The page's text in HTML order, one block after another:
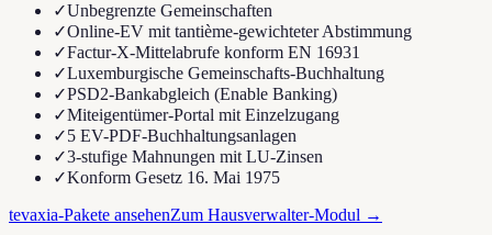
✓Unbegrenzte Gemeinschaften
✓Online-EV mit tantième-gewichteter Abstimmung
✓Factur-X-Mittelabrufe konform EN 16931
✓Luxemburgische Gemeinschafts-Buchhaltung
✓PSD2-Bankabgleich (Enable Banking)
✓Miteigentümer-Portal mit Einzelzugang
✓5 EV-PDF-Buchhaltungsanlagen
✓3-stufige Mahnungen mit LU-Zinsen
✓Konform Gesetz 16. Mai 1975
tevaxia-Pakete ansehenZum Hausverwalter-Modul →